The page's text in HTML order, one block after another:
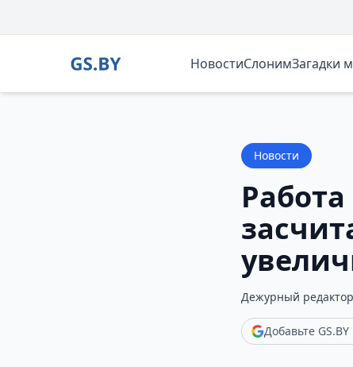
НовостиСлонимЗагадки
Новости
Дежурный редактор
Добавьте